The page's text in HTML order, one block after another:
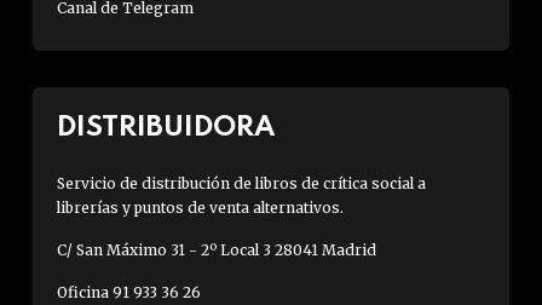
Canal de Telegram
DISTRIBUIDORA
Servicio de distribución de libros de crítica social a
librerías y puntos de venta alternativos.
C/ San Máximo 31 - 2º Local 3 28041 Madrid
Oficina 91 933 36 26